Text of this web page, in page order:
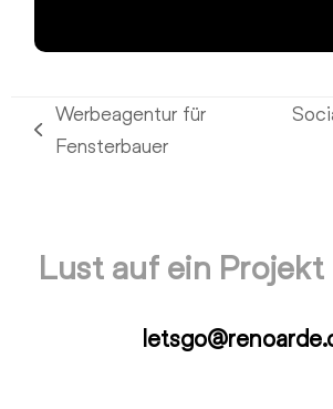
vorheriger
Werbeagentur für
Fensterbauer
Lust auf ein